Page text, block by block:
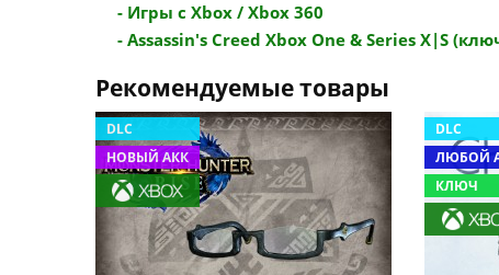
- Игры с Xbox / Xbox 360
- Assassin's Creed Xbox One & Series X|S
Рекомендуемые товары
DLC
НОВЫЙ АКК
DLC
ЛЮБОЙ
КЛЮЧ